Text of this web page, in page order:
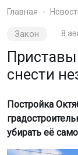
Главная
Закон 8
снести
Постройка
убирать её